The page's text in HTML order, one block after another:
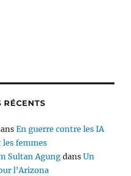
RÉCENTS
En guerre contre les IA
femmes
Sultan Agung dansUn
l’Arizona